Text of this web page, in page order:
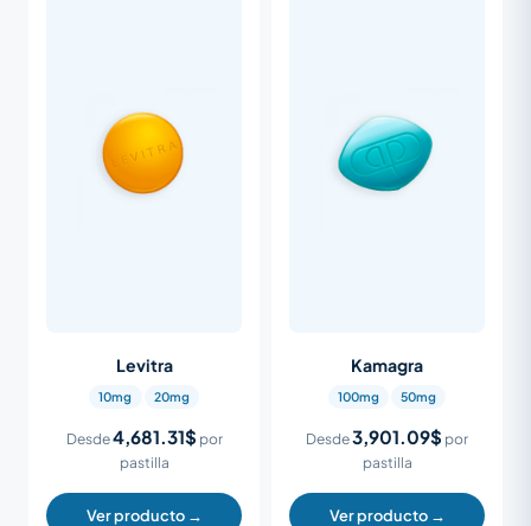
Levitra
10mg 20mg
Desde4,681.31$ por
pastilla
Ver producto →
Kamagra
100mg 50mg
Desde3,901.09$ por
pastilla
Ver producto →